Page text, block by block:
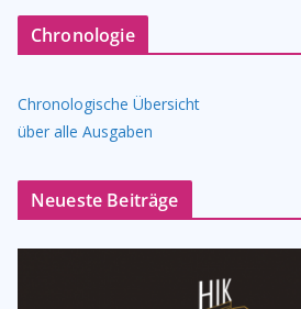
Chronologie
Chronologische Übersicht
über alle Ausgaben
Neueste Beiträge